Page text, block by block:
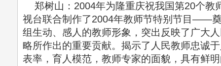
郑树山：2004年为隆重庆祝我国第20个教
视台联合制作了2004年教师节特别节目——
组生动、感人的教师形象，突出反映了广大
略所作出的重要贡献。揭示了人民教师忠诚
表率，育人模范，教师专家的面貌，具有鲜